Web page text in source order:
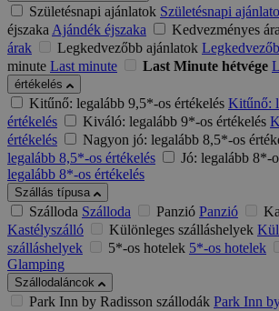
Születésnapi ajánlatok Születésnapi
éjszakaAjándék éjszaka Kedvezményes
árak
Legkedvezőbb ajánlatok
minute Last minute Last Minute hétvége
értékelés
Kitűnő: legalább 9,5*-os értékelés Kitűnő:
értékelés
Kiváló: legalább 9*-os értékelés
értékelés
Nagyon jó: legalább 8,5*-os
legalább 8,5*-os értékelés
Jó: legalább 8*-
legalább 8*-os értékelés
Szállás típusa
Szálloda Szálloda Panzió Panzió
Kastélyszálló
Különleges szálláshelyek
szálláshelyek
5*-os hotelek 5*-os hotelek
Glamping
Szállodaláncok
Park Inn by Radisson szállodák Park Inn